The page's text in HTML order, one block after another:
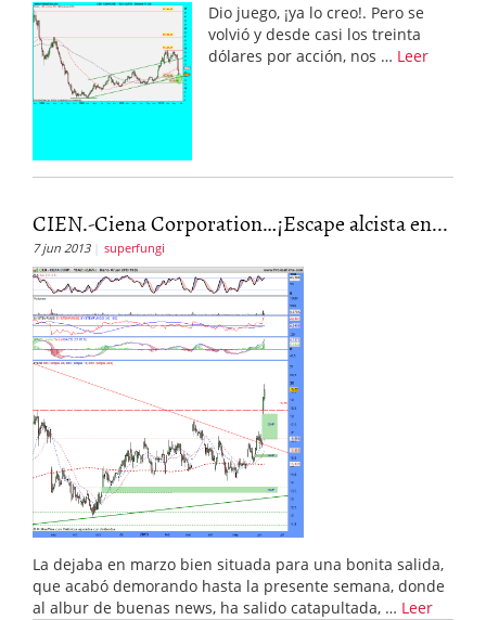
Dio juego, ¡ya lo creo!. Pero se
volvió y desde casi los treinta
dólares por acción, nos … Leer
CIEN.-Ciena Corporation…¡Escape alcista en...
7 jun 2013 superfungi
La dejaba en marzo bien situada para una bonita salida,
que acabó demorando hasta la presente semana, donde
al albur de buenas news, ha salido catapultada, … Leer